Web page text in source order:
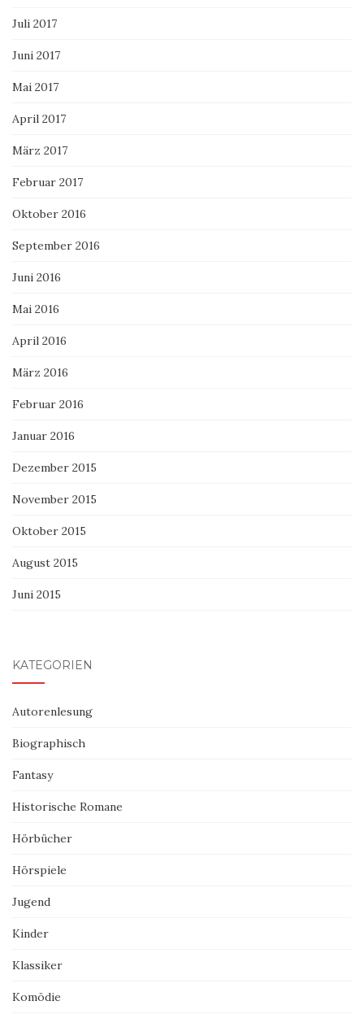
Juli 2017
Juni 2017
Mai 2017
April 2017
März 2017
Februar 2017
Oktober 2016
September 2016
Juni 2016
Mai 2016
April 2016
März 2016
Februar 2016
Januar 2016
Dezember 2015
November 2015
Oktober 2015
August 2015
Juni 2015
KATEGORIEN
Autorenlesung
Biographisch
Fantasy
Historische Romane
Hörbücher
Hörspiele
Jugend
Kinder
Klassiker
Komödie